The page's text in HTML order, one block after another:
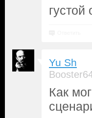
густой
Yu Sh
Как